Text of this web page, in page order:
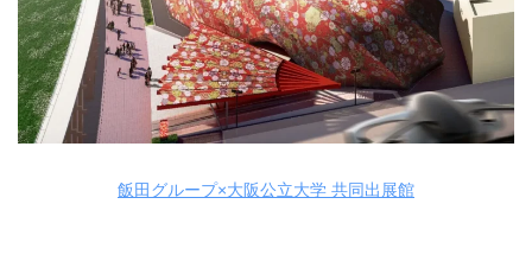
飯田グループ×大阪公立大学 共同出展館